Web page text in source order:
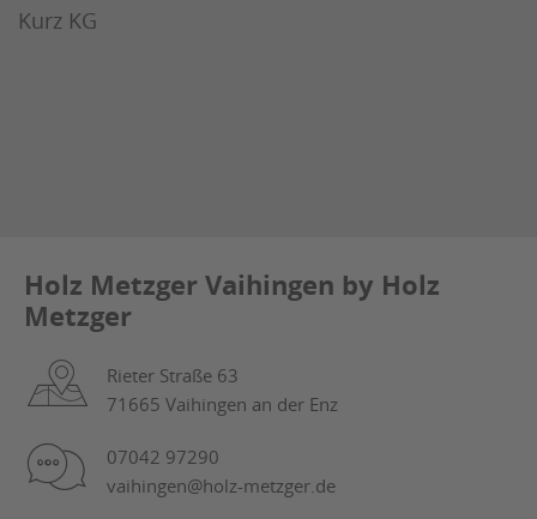
Kurz KG
Holz Metzger Vaihingen by Holz
Metzger
Rieter Straße 63
71665 Vaihingen an der Enz
07042 97290
vaihingen@holz-metzger.de